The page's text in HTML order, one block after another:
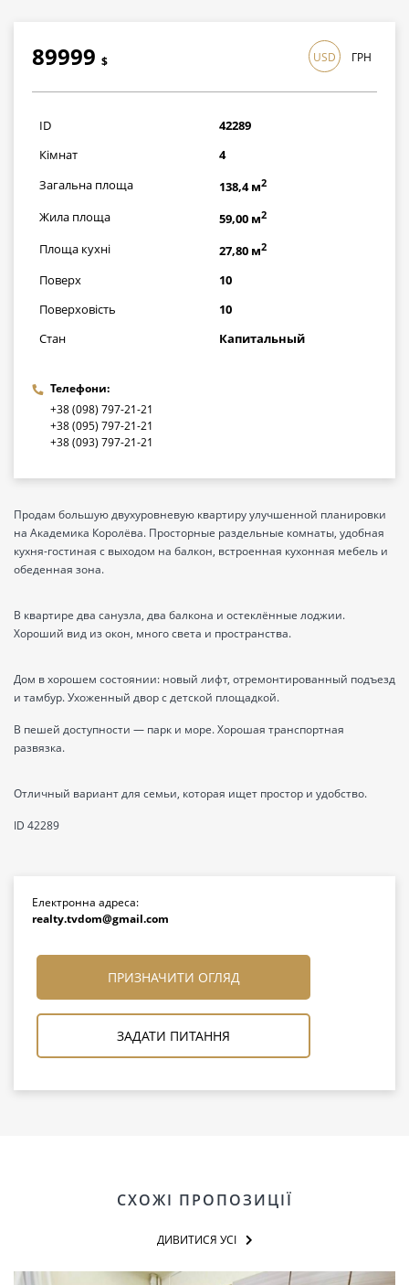
89999 $
2609971грн
USD ГРН
ID
42289
Кімнат
4
Загальна площа
138,4 м2
Жила площа 59,00 м2
Площа кухні 27,80 м2
Поверх
10
Поверховість
10
Стан
Капитальный
Телефони:
+38 (098) 797-21-21
+38 (095) 797-21-21
+38 (093) 797-21-21
Продам большую двухуровневую квартиру улучшенной планировки
на Академика Королёва. Просторные раздельные комнаты, удобная
кухня-гостиная с выходом на балкон, встроенная кухонная мебель и
обеденная зона.
В квартире два санузла, два балкона и остеклённые лоджии.
Хороший вид из окон, много света и пространства.
Дом в хорошем состоянии: новый лифт, отремонтированный подъезд
и тамбур. Ухоженный двор с детской площадкой.
В пешей доступности — парк и море. Хорошая транспортная
развязка.
Отличный вариант для семьи, которая ищет простор и удобство.
ID 42289
Електронна адреса:
realty.tvdom@gmail.com
ПРИЗНАЧИТИ ОГЛЯД
ЗАДАТИ ПИТАННЯ
СХОЖІ ПРОПОЗИЦІЇ
ДИВИТИСЯ УСІ